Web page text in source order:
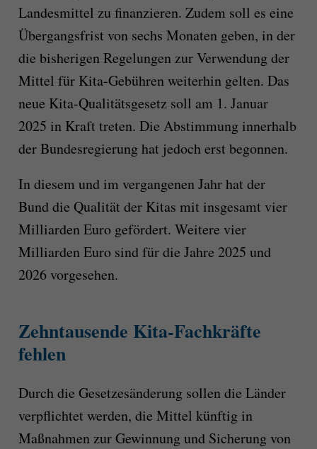
Landesmittel zu finanzieren. Zudem soll es eine
Übergangsfrist von sechs Monaten geben, in der
die bisherigen Regelungen zur Verwendung der
Mittel für Kita-Gebühren weiterhin gelten. Das
neue Kita-Qualitätsgesetz soll am 1. Januar
2025 in Kraft treten. Die Abstimmung innerhalb
der Bundesregierung hat jedoch erst begonnen.
In diesem und im vergangenen Jahr hat der
Bund die Qualität der Kitas mit insgesamt vier
Milliarden Euro gefördert. Weitere vier
Milliarden Euro sind für die Jahre 2025 und
2026 vorgesehen.
Zehntausende Kita-Fachkräfte
fehlen
Durch die Gesetzesänderung sollen die Länder
verpflichtet werden, die Mittel künftig in
Maßnahmen zur Gewinnung und Sicherung von